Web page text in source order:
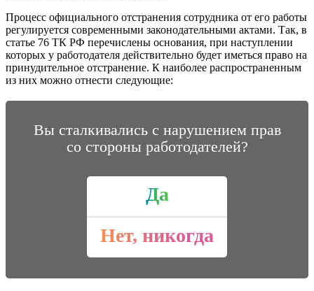
Процесс официального отстранения сотрудника от его работы
регулируется современными законодательными актами. Так, в
статье 76 ТК РФ перечислены основания, при наступлении
которых у работодателя действительно будет иметься право на
принудительное отстранение. К наиболее распространенным
из них можно отнести следующие:
Вы сталкивались с нарушением прав
со стороны работодателей?
Да
Нет, никогда